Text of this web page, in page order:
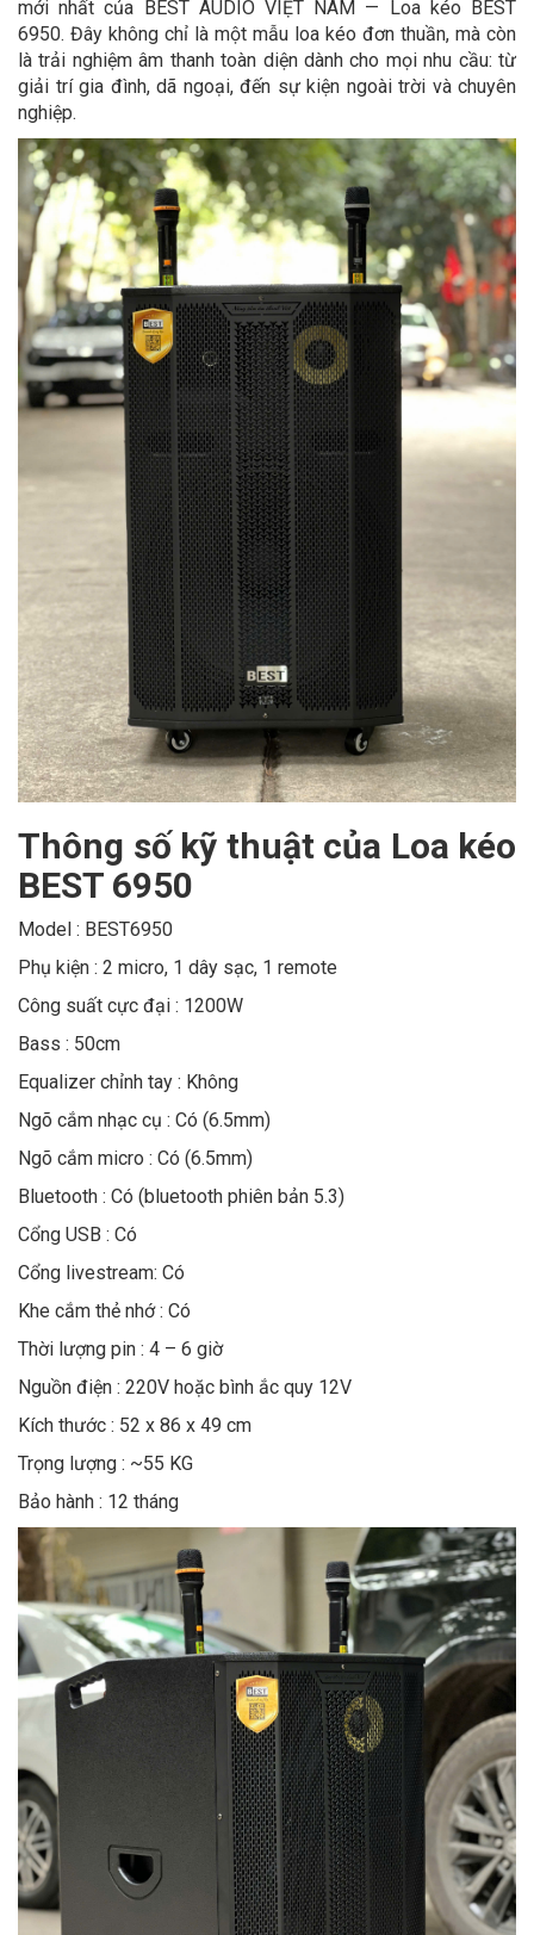
mới nhất của BEST AUDIO VIỆT NAM — Loa kéo BEST
6950. Đây không chỉ là một mẫu loa kéo đơn thuần, mà còn
là trải nghiệm âm thanh toàn diện dành cho mọi nhu cầu: từ
giải trí gia đình, dã ngoại, đến sự kiện ngoài trời và chuyên
nghiệp.
Thông số kỹ thuật của Loa kéo
BEST 6950
Model : BEST6950
Phụ kiện : 2 micro, 1 dây sạc, 1 remote
Công suất cực đại : 1200W
Bass : 50cm
Equalizer chỉnh tay : Không
Ngõ cắm nhạc cụ : Có (6.5mm)
Ngõ cắm micro : Có (6.5mm)
Bluetooth : Có (bluetooth phiên bản 5.3)
Cổng USB : Có
Cổng livestream: Có
Khe cắm thẻ nhớ : Có
Thời lượng pin : 4 – 6 giờ
Nguồn điện : 220V hoặc bình ắc quy 12V
Kích thước : 52 x 86 x 49 cm
Trọng lượng : ~55 KG
Bảo hành : 12 tháng